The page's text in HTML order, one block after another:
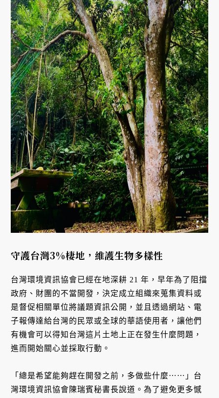
守護台灣3%棲地，維護生物多樣性
台灣環境資訊協會已經在地深耕 21 年，早年為了阻擋
政府、財團的不當開發，決定成立組織來蒐集資料或
是督促相關單位將議題資訊公開，並且透過網站、電
子報傳達給台灣的民眾或全球的華語使用者，讓他們
有機會可以得知台灣這片土地上正在發生什麼問題，
進而開始關心並採取行動。
「總是希望能夠趕在開發之前，多做些什麼⋯⋯」台
灣環境資訊協會陳瑞賓秘書長說道。為了避免更多憾